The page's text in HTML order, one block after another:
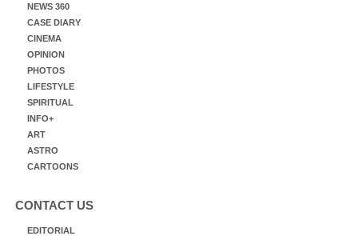
NEWS 360
CASE DIARY
CINEMA
OPINION
PHOTOS
LIFESTYLE
SPIRITUAL
INFO+
ART
ASTRO
CARTOONS
CONTACT US
EDITORIAL